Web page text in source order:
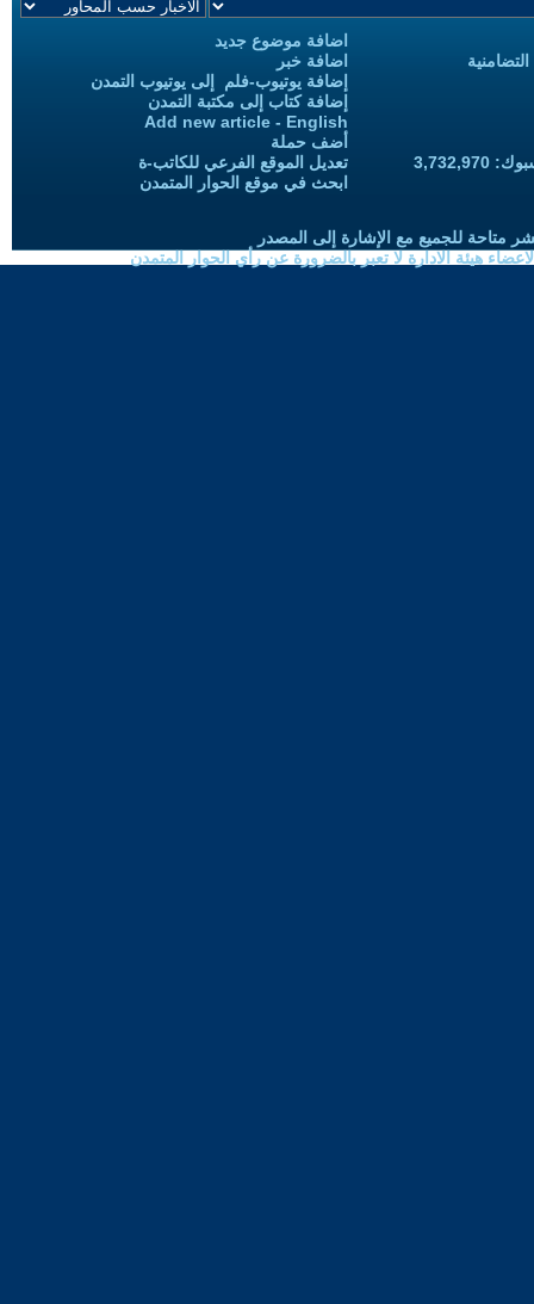
اضافة موضوع جديد
اضافة خبر
إضافة يوتيوب-فلم إلى يوتيوب التمدن
إضافة كتاب إلى مكتبة التمدن
Add new article - English
أضف حملة
تعديل الموقع الفرعي للكاتب-ة
ابحث في موقع الحوار المتمدن
متاحة للجميع مع الإشارة إلى المصدر
هيئة الادارة لا تعبر بالضرورة عن رأي الحوار المتمدن